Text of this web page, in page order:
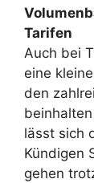
Tarifen
Auch bei
eine
den
lässt sich
Kündigen
gehen